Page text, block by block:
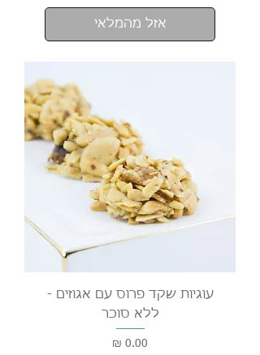
אזל מהמלאי
עוגיות שקד פרוס עם אגוזים -
ללא סוכר
מחיר